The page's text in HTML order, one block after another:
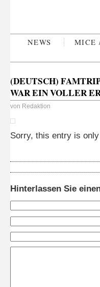
NEWS MICE
(DEUTSCH)
WAR EIN VOLLER
von Redaktion
Sorry, this entry is
Hinterlassen Sie